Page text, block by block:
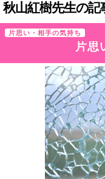
秋山紅樹先生の記
片思い・相手の気持ち
片思